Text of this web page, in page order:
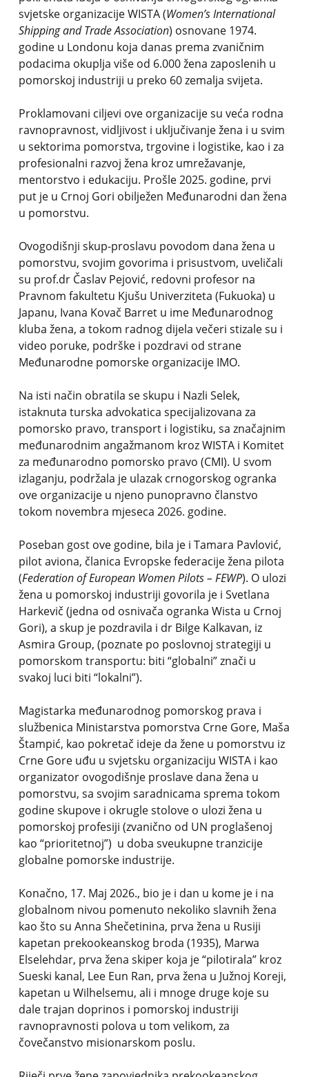
svjetske organizacije WISTA (Women’s International
Shipping and Trade Association) osnovane 1974.
godine u Londonu koja danas prema zvaničnim
podacima okuplja više od 6.000 žena zaposlenih u
pomorskoj industriji u preko 60 zemalja svijeta.
Proklamovani ciljevi ove organizacije su veća rodna
ravnopravnost, vidljivost i uključivanje žena i u svim
u sektorima pomorstva, trgovine i logistike, kao i za
profesionalni razvoj žena kroz umrežavanje,
mentorstvo i edukaciju. Prošle 2025. godine, prvi
put je u Crnoj Gori obilježen Međunarodni dan žena
u pomorstvu.
Ovogodišnji skup-proslavu povodom dana žena u
pomorstvu, svojim govorima i prisustvom, uveličali
su prof.dr Časlav Pejović, redovni profesor na
Pravnom fakultetu Kjušu Univerziteta (Fukuoka) u
Japanu, Ivana Kovač Barret u ime Međunarodnog
kluba žena, a tokom radnog dijela večeri stizale su i
video poruke, podrške i pozdravi od strane
Međunarodne pomorske organizacije IMO.
Na isti način obratila se skupu i Nazli Selek,
istaknuta turska advokatica specijalizovana za
pomorsko pravo, transport i logistiku, sa značajnim
međunarodnim angažmanom kroz WISTA i Komitet
za međunarodno pomorsko pravo (CMI). U svom
izlaganju, podržala je ulazak crnogorskog ogranka
ove organizacije u njeno punopravno članstvo
tokom novembra mjeseca 2026. godine.
Poseban gost ove godine, bila je i Tamara Pavlović,
pilot aviona, članica Evropske federacije žena pilota
(Federation of European Women Pilots – FEWP). O ulozi
žena u pomorskoj industriji govorila je i Svetlana
Harkevič (jedna od osnivača ogranka Wista u Crnoj
Gori), a skup je pozdravila i dr Bilge Kalkavan, iz
Asmira Group, (poznate po poslovnoj strategiji u
pomorskom transportu: biti “globalni” znači u
svakoj luci biti “lokalni”).
Magistarka međunarodnog pomorskog prava i
službenica Ministarstva pomorstva Crne Gore, Maša
Štampić, kao pokretač ideje da žene u pomorstvu iz
Crne Gore uđu u svjetsku organizaciju WISTA i kao
organizator ovogodišnje proslave dana žena u
pomorstvu, sa svojim saradnicama sprema tokom
godine skupove i okrugle stolove o ulozi žena u
pomorskoj profesiji (zvanično od UN proglašenoj
kao “prioritetnoj”) u doba sveukupne tranzicije
globalne pomorske industrije.
Konačno, 17. Maj 2026., bio je i dan u kome je i na
globalnom nivou pomenuto nekoliko slavnih žena
kao što su Anna Shečetinina, prva žena u Rusiji
kapetan prekookeanskog broda (1935), Marwa
Elselehdar, prva žena skiper koja je “pilotirala” kroz
Sueski kanal, Lee Eun Ran, prva žena u Južnoj Koreji,
kapetan u Wilhelsemu, ali i mnoge druge koje su
dale trajan doprinos i pomorskoj industriji
ravnopravnosti polova u tom velikom, za
čovečanstvo misionarskom poslu.